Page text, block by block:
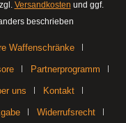
Versandkosten und ggf.
beschrieben
Waffenschränke
Partnerprogramm
uns Kontakt
Widerrufsrecht